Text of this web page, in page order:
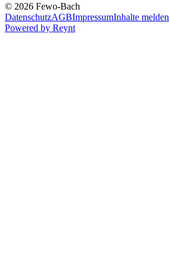
© 2026 Fewo-Bach
DatenschutzAGBImpressumInhalte melden
Powered by Reynt